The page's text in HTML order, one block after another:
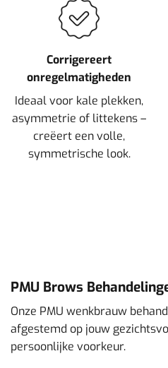
Corrigereert
onregelmatigheden
Ideaal voor kale plekken,
asymmetrie of littekens –
creëert een volle,
symmetrische look.
PMU Brows
Onze PMU wenkbrauw
afgestemd op jouw
persoonlijke voorkeur.